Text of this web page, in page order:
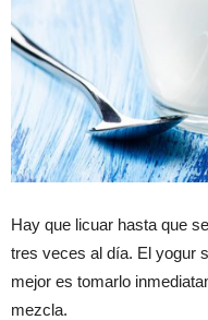
Hay que licuar hasta que
tres veces al día. El yogur
mejor es tomarlo
mezcla.